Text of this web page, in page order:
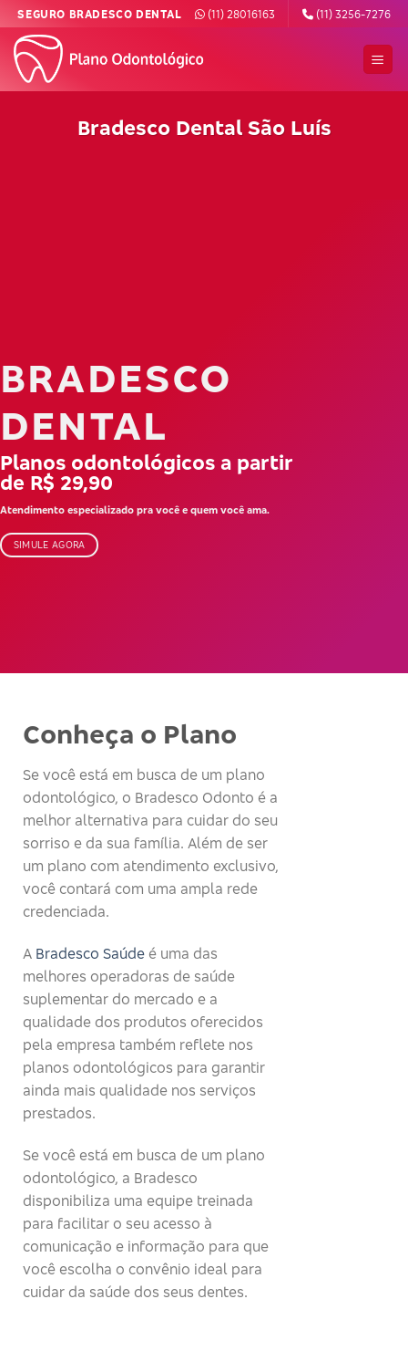
Skip
content
SEGURO BRADESCO DENTAL (11) 28016163 (11) 3256-7276
Bradesco Dental São Luís
BRADESCO
DENTAL
Planos odontológicos a partir
de R$ 29,90
Atendimento especializado pra você e quem você ama.
SIMULE AGORA
Conheça o Plano
Se você está em busca de um plano
odontológico, o Bradesco Odonto é a
melhor alternativa para cuidar do seu
sorriso e da sua família. Além de ser
um plano com atendimento exclusivo,
você contará com uma ampla rede
credenciada.
A Bradesco Saúde é uma das
melhores operadoras de saúde
suplementar do mercado e a
qualidade dos produtos oferecidos
pela empresa também reflete nos
planos odontológicos para garantir
ainda mais qualidade nos serviços
prestados.
Se você está em busca de um plano
odontológico, a Bradesco
disponibiliza uma equipe treinada
para facilitar o seu acesso à
comunicação e informação para que
você escolha o convênio ideal para
cuidar da saúde dos seus dentes.